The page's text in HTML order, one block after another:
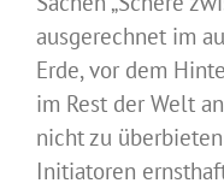
ausgerechnet im
Erde, vor dem
im Rest der Welt
nicht zu
Initiatoren